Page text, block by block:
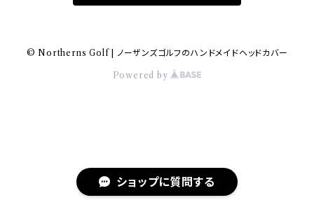
ショップに質問する
MA-1 heavy nylon
Hawaiian
© Northerns Golf | ノーザンズゴルフのハンドメイドヘッドカバー
Powered by